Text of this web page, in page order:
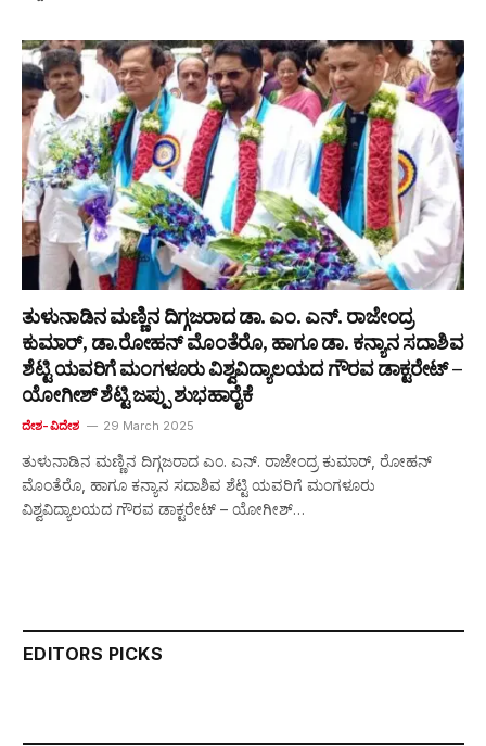
ತುಳುನಾಡಿನ ಮಣ್ಣಿನ ದಿಗ್ಗಜರಾದ ಡಾ. ಎಂ. ಎನ್. ರಾಜೇಂದ್ರ
ಕುಮಾರ್, ಡಾ.ರೋಹನ್ ಮೊಂತೆರೊ, ಹಾಗೂ ಡಾ. ಕನ್ಯಾನ ಸದಾಶಿವ
ಶೆಟ್ಟಿ ಯವರಿಗೆ ಮಂಗಳೂರು ವಿಶ್ವವಿದ್ಯಾಲಯದ ಗೌರವ ಡಾಕ್ಟರೇಟ್ –
ಯೋಗೀಶ್ ಶೆಟ್ಟಿ ಜಪ್ಪು ಶುಭಹಾರೈಕೆ
ದೇಶ-ವಿದೇಶ 29 March 2025
ತುಳುನಾಡಿನ ಮಣ್ಣಿನ ದಿಗ್ಗಜರಾದ ಎಂ. ಎನ್. ರಾಜೇಂದ್ರ ಕುಮಾರ್, ರೋಹನ್
ಮೊಂತೆರೊ, ಹಾಗೂ ಕನ್ಯಾನ ಸದಾಶಿವ ಶೆಟ್ಟಿ ಯವರಿಗೆ ಮಂಗಳೂರು
ವಿಶ್ವವಿದ್ಯಾಲಯದ ಗೌರವ ಡಾಕ್ಟರೇಟ್ – ಯೋಗೀಶ್…
EDITORS PICKS